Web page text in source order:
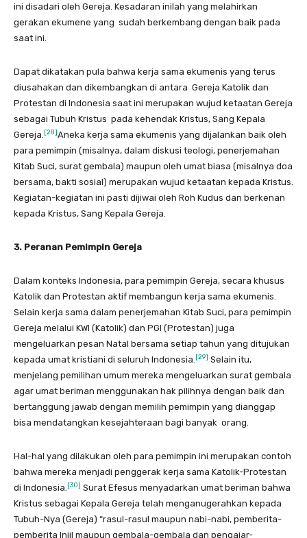
ini disadari oleh Gereja. Kesadaran inilah yang melahirkan
gerakan ekumene yang sudah berkembang dengan baik pada
saat ini.
Dapat dikatakan pula bahwa kerja sama ekumenis yang terus
diusahakan dan dikembangkan di antara Gereja Katolik dan
Protestan di Indonesia saat ini merupakan wujud ketaatan Gereja
sebagai Tubuh Kristus pada kehendak Kristus, Sang Kepala
Gereja. [28]Aneka kerja sama ekumenis yang dijalankan baik oleh
para pemimpin (misalnya, dalam diskusi teologi, penerjemahan
Kitab Suci, surat gembala) maupun oleh umat biasa (misalnya doa
bersama, bakti sosial) merupakan wujud ketaatan kepada Kristus.
Kegiatan-kegiatan ini pasti dijiwai oleh Roh Kudus dan berkenan
kepada Kristus, Sang Kepala Gereja.
3. Peranan Pemimpin Gereja
Dalam konteks Indonesia, para pemimpin Gereja, secara khusus
Katolik dan Protestan aktif membangun kerja sama ekumenis.
Selain kerja sama dalam penerjemahan Kitab Suci, para pemimpin
Gereja melalui KWI (Katolik) dan PGI (Protestan) juga
mengeluarkan pesan Natal bersama setiap tahun yang ditujukan
kepada umat kristiani di seluruh Indonesia. [29] Selain itu,
menjelang pemilihan umum mereka mengeluarkan surat gembala
agar umat beriman menggunakan hak pilihnya dengan baik dan
bertanggung jawab dengan memilih pemimpin yang dianggap
bisa mendatangkan kesejahteraan bagi banyak orang.
Hal-hal yang dilakukan oleh para pemimpin ini merupakan contoh
bahwa mereka menjadi penggerak kerja sama Katolik-Protestan
di Indonesia. [30] Surat Efesus menyadarkan umat beriman bahwa
Kristus sebagai Kepala Gereja telah menganugerahkan kepada
Tubuh-Nya (Gereja) “rasul-rasul maupun nabi-nabi, pemberita-
pemberita Injil maupun gembala-gembala dan pengajar-